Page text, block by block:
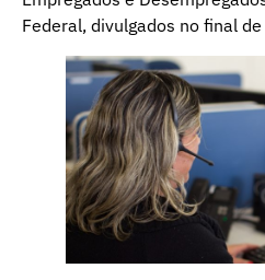
Federal, divulgados no final